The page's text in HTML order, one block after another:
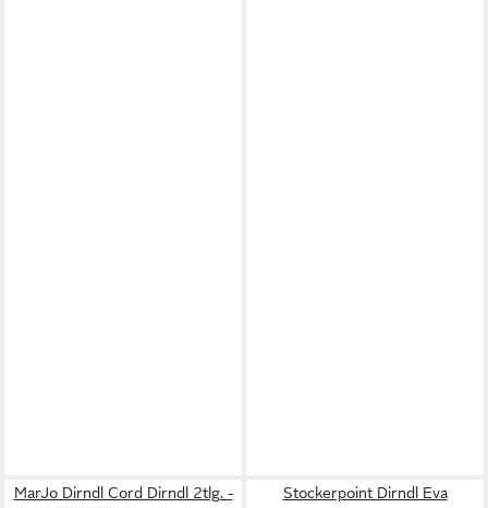
MarJo Dirndl Cord Dirndl 2tlg. -
Stockerpoint Dirndl Eva